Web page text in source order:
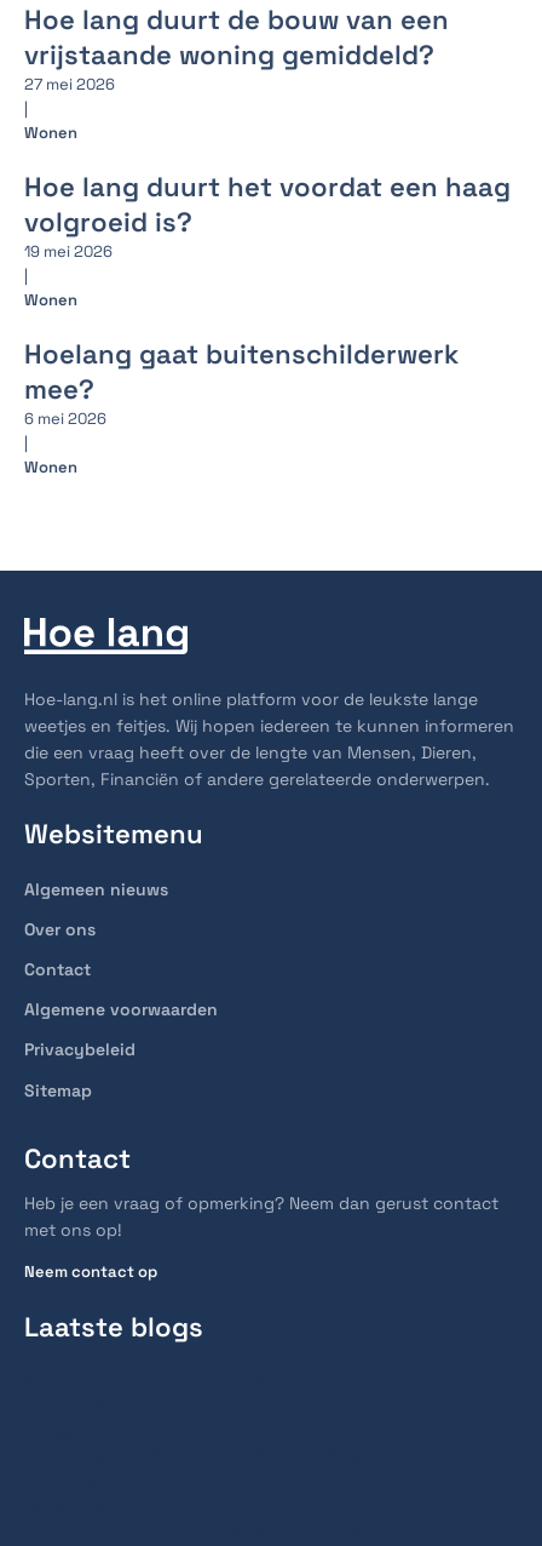
Hoe lang duurt de bouw van een
vrijstaande woning gemiddeld?
27 mei 2026
|
Wonen
Hoe lang duurt het voordat een haag
volgroeid is?
19 mei 2026
|
Wonen
Hoelang gaat buitenschilderwerk
mee?
6 mei 2026
|
Wonen
Hoe-lang.nl is het online platform voor de leukste lange
weetjes en feitjes. Wij hopen iedereen te kunnen informeren
die een vraag heeft over de lengte van Mensen, Dieren,
Sporten, Financiën of andere gerelateerde onderwerpen.
Websitemenu
Algemeen nieuws
Over ons
Contact
Algemene voorwaarden
Privacybeleid
Sitemap
Contact
Heb je een vraag of opmerking? Neem dan gerust contact
met ons op!
Neem contact op
Laatste blogs